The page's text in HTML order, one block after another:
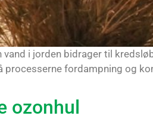
i jorden bidrager til
fordampning og
ozonhul